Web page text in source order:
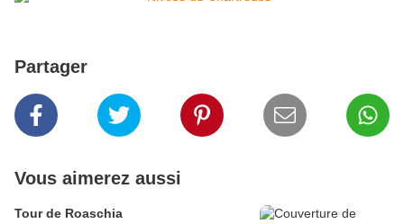
Partager
Vous aimerez aussi
Tour de Roaschia